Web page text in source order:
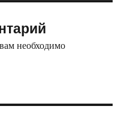
необходимо